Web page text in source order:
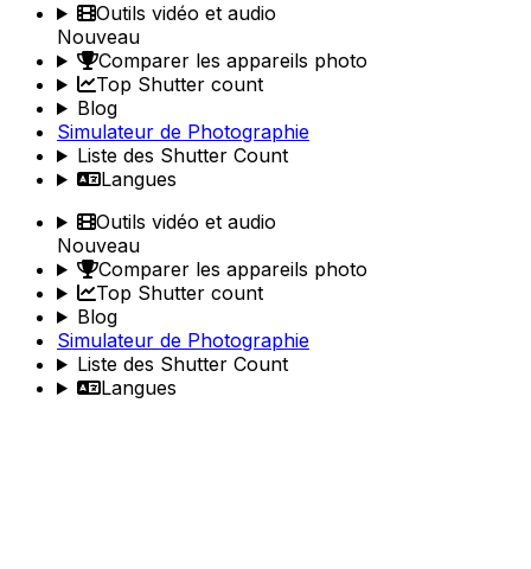
Outils vidéo et audio
Nouveau
Comparer les appareils photo
Top Shutter count
Blog
Simulateur de Photographie
Liste des Shutter Count
Langues
Outils vidéo et audio
Nouveau
Comparer les appareils photo
Top Shutter count
Blog
Simulateur de Photographie
Liste des Shutter Count
Langues